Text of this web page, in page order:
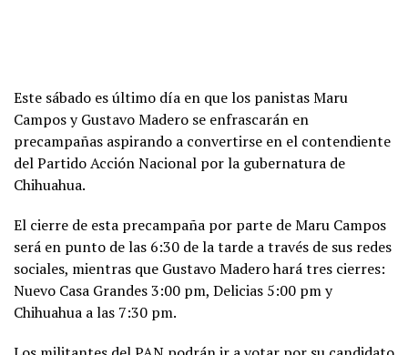
Este sábado es último día en que los panistas Maru
Campos y Gustavo Madero se enfrascarán en
precampañas aspirando a convertirse en el contendiente
del Partido Acción Nacional por la gubernatura de
Chihuahua.
El cierre de esta precampaña por parte de Maru Campos
será en punto de las 6:30 de la tarde a través de sus redes
sociales, mientras que Gustavo Madero hará tres cierres:
Nuevo Casa Grandes 3:00 pm, Delicias 5:00 pm y
Chihuahua a las 7:30 pm.